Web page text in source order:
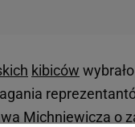
kibiców
Michniewicza o